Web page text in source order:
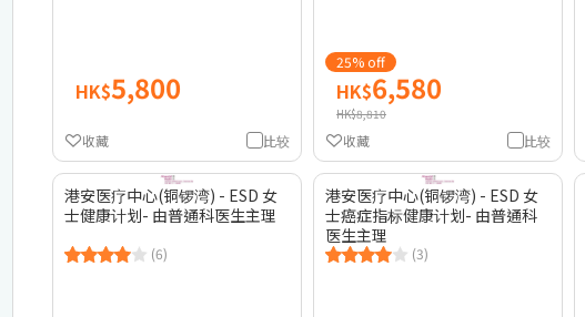
HK$5,800
比较
收藏
25% off
HK$6,580
HK$8,810
比较
收藏
港安医疗中心(铜锣湾) - ESD 女
士健康计划- 由普通科医生主理
(6)
港安医疗中心(铜锣湾) - ESD 女
士癌症指标健康计划- 由普通科
医生主理
(3)